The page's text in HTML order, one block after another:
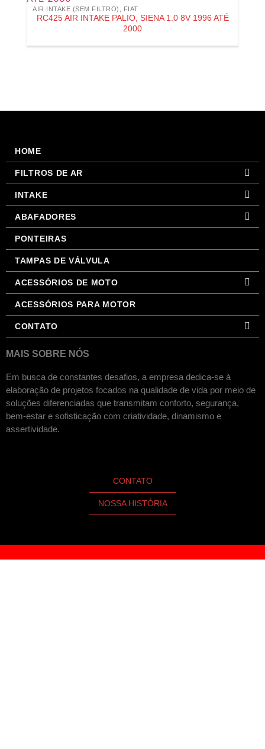
AIR INTAKE (SEM FILTRO) FIAT
RC425 AIR INTAKE PALIO, SIENA 1.0 8V 1996 ATÉ
2000
HOME
FILTROS DE AR
INTAKE
ABAFADORES
PONTEIRAS
TAMPAS DE VÁLVULA
ACESSÓRIOS DE MOTO
ACESSÓRIOS PARA MOTOR
CONTATO
MAIS SOBRE NÓS
Em busca de constantes desafios, a empresa dedica-se à
elaboração de projetos focados na qualidade de vida por meio de
soluções diferenciadas que transmitam conforto, segurança,
bem-estar e sofisticação com criatividade, dinamismo e
assertividade.
CONTATO
NOSSA HISTÓRIA